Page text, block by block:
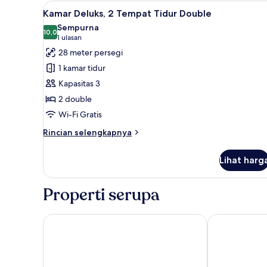
Tempat
Tidur
King
Lihat
semua
foto
untuk
Kamar
Deluks,
2
Tempat
Tidur
Double
Kamar Deluks, 2 Tempat
6
Kamar Deluks, 2 Tempat Tidur Double
10,010,0 dari 10
Sempurna
1 ulasan
(1
ulasan)
28 meter persegi
1 kamar tidur
Kapasitas 3
2 double
Wi-Fi Gratis
Rincian selengkapnya
Rincian
Kamar
2
Tempat
Tidur
Lihat
Properti serupa
Hilton Prague Atrium Hotel PULSE8